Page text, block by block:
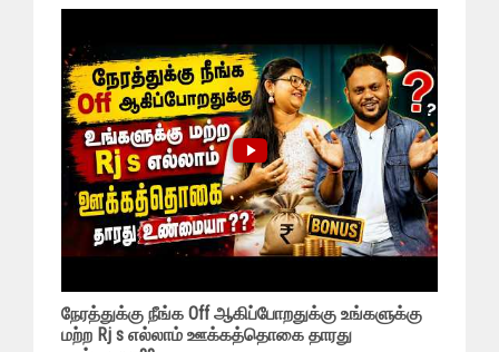
நேரத்துக்கு நீங்க Off ஆகிப்போறதுக்கு உங்களுக்கு
மற்ற Rj s எல்லாம் ஊக்கத்தொகை தாரது